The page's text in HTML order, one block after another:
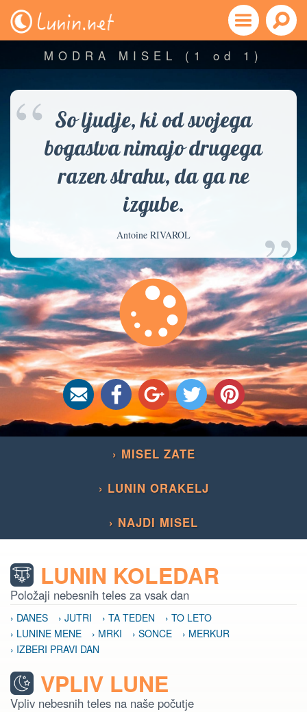
MODRA MISEL (1 od 1)
So ljudje, ki od svojega
bogastva nimajo drugega
razen strahu, da ga ne
izgube.
Antoine RIVAROL ”
“
› MISEL ZATE
› LUNIN ORAKELJ
› NAJDI MISEL
LUNIN KOLEDAR
Položaji nebesnih teles za vsak dan
› DANES › JUTRI › TA TEDEN
› TO LETO
› LUNINE MENE
› MRKI › SONCE
› MERKUR
› IZBERI PRAVI DAN
VPLIV LUNE
Vpliv nebesnih teles na naše počutje